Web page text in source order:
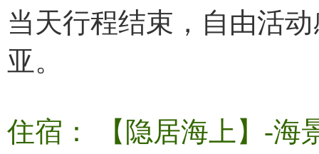
当天行程结束，自由活
亚。
住宿： 【隐居海上】-海